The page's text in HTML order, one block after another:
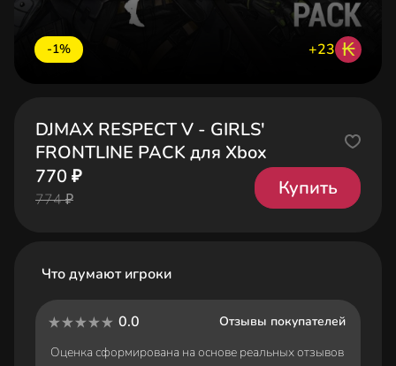
-1% +23 ₭
DJMAX RESPECT V - GIRLS'
FRONTLINE PACK для Xbox
770 ₽
774 ₽
Купить
Что думают игроки
0.0
Отзывы покупателей
Оценка сформирована на основе реальных отзывов